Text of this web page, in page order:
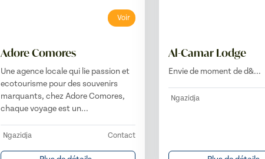
Voir
Adore Comores
Une agence locale qui lie passion et
ecotourisme pour des souvenirs
marquants, chez Adore Comores,
chaque voyage est un...
Ngazidja Contact
Al-Camar Lodge
Envie de moment de d&...
Ngazidja